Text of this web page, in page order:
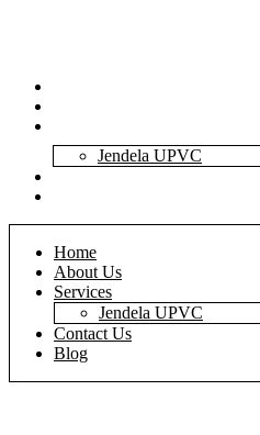
Jendela UPVC
Home
About Us
Services
Jendela UPVC
Contact Us
Blog